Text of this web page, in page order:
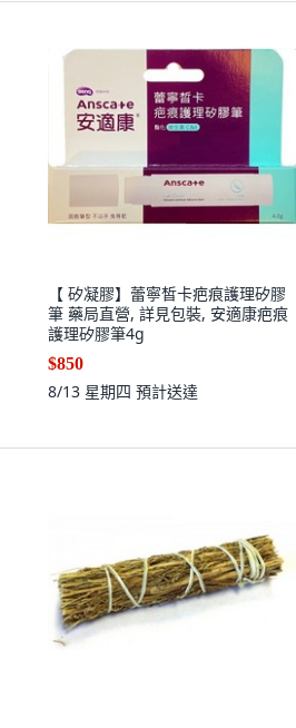
【 矽凝膠】蕾寧皙卡疤痕護理矽膠
筆 藥局直營, 詳見包裝, 安適康疤痕
護理矽膠筆4g
$850
8/13 星期四 預計送達